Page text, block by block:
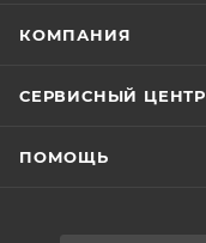
КОМПАНИЯ
СЕРВИСНЫЙ ЦЕНТР
ПОМОЩЬ